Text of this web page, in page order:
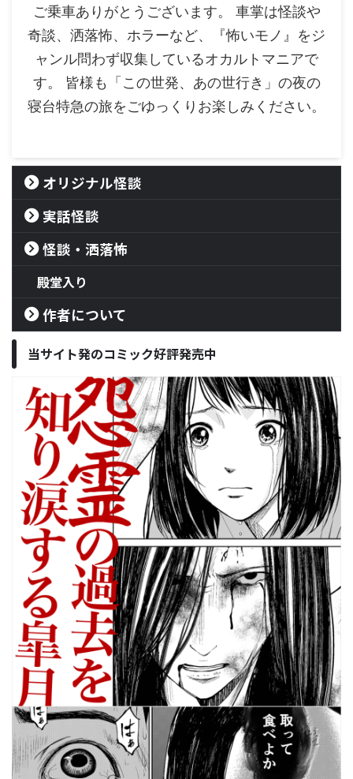
ご乗車ありがとうございます。 車掌は怪談や
奇談、洒落怖、ホラーなど、『怖いモノ』をジ
ャンル問わず収集しているオカルトマニアで
す。 皆様も「この世発、あの世行き」の夜の
寝台特急の旅をごゆっくりお楽しみください。
オリジナル怪談
実話怪談
怪談・洒落怖
殿堂入り
作者について
当サイト発のコミック好評発売中